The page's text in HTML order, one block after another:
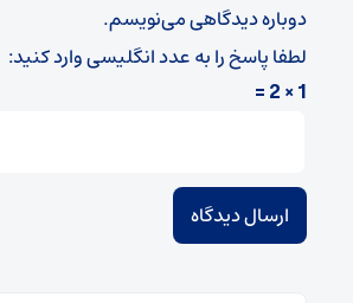
دوباره دیدگاهی می‌نویسم.
لطفا پاسخ را به عدد انگلیسی وارد کنید:
1 × 2 =